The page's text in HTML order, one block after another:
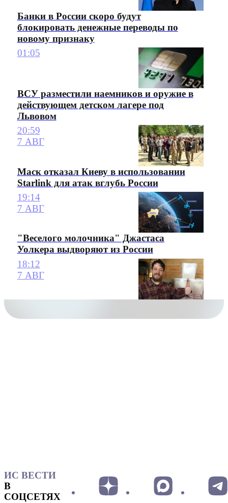
Банки в России скоро будут
блокировать денежные переводы по
новому признаку
01:05
ВСУ разместили наемников и оружие в
действующем детском лагере под
Львовом
20:59
7 АВГ
Маск отказал Киеву в использовании
Starlink для атак вглубь России
19:14
7 АВГ
"Веселого молочника" Джастаса
Уолкера выдворяют из России
18:12
7 АВГ
ИС ВЕСТИ
В
СОЦСЕТЯХ